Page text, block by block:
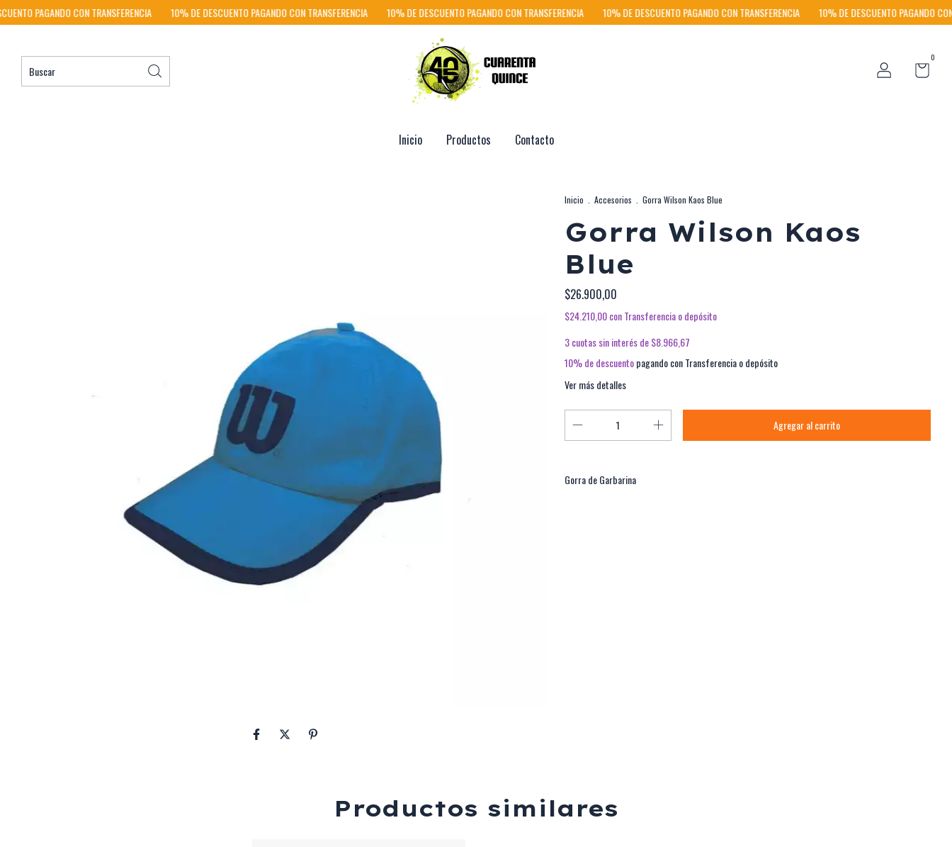
PAGANDO CON TRANSFERENCIA 10% DE DESCUENTO PAGANDO CON TRANSFERENCIA 10% DE DESCUENTO PAGANDO CON TRANSFERENCIA 10% DE DESCUENTO PAGANDO CON TRANSFERENCIA 10% DE DESCUENTO PAGANDO CON
0
Inicio Productos Contacto
Inicio Accesorios Gorra Wilson Kaos Blue
Gorra Wilson Kaos
Blue
$26.900,00
$24.210,00con Transferencia o depósito
3 cuotas sin interés de$8.966,67
10% de descuentopagando con Transferencia o depósito
Ver más detalles
Gorra de Garbarina
Productos similares